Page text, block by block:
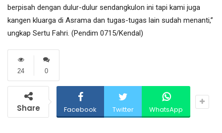
berpisah dengan dulur-dulur sendangkulon ini tapi kami juga
kangen kluarga di Asrama dan tugas-tugas lain sudah menanti,’’
ungkap Sertu Fahri. (Pendim 0715/Kendal)
0
24
Share Facebook Twitter WhatsApp